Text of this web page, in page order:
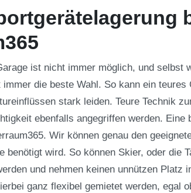
ist nicht immer möglich, und selbst
die beste Wahl. So kann ein teures
stark leiden. Teure Technik
ebenfalls angegriffen werden. Eine
Wir können genau den
benötigt wird. So können Skier, oder die
und nehmen keinen unnützen Platz
ganz flexibel gemietet werden, egal